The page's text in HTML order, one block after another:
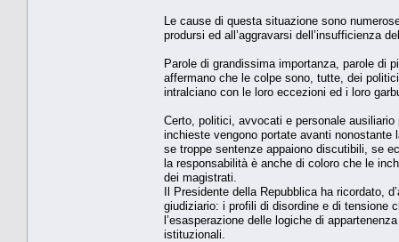
Le cause di questa situazione sono
prodursi ed all’aggravarsi dell’insufficienza
Parole di grandissima importanza, parole di
affermano che le colpe sono, tutte, dei
intralciano con le loro eccezioni ed i loro
Certo, politici, avvocati e personale
inchieste vengono portate avanti
se troppe sentenze appaiono discutibili, se
la responsabilità è anche di coloro che le
dei magistrati.
Il Presidente della Repubblica ha ricordato,
giudiziario: i profili di disordine e di tensione
l’esasperazione delle logiche di
istituzionali.